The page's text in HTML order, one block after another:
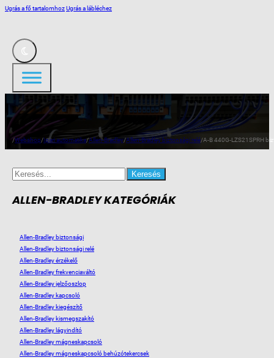
Ugrás a fő tartalomhozUgrás a lábléchez
/Webshop/Ipari automatika/Allen-Bradley/Allen-Bradley biztonsági relé/A-B 440G-LZS21SPRH
Search
for:
ALLEN-BRADLEY KATEGÓRIÁK
Allen-Bradley biztonsági
Allen-Bradley biztonsági relé
Allen-Bradley érzékelő
Allen-Bradley frekvenciaváltó
Allen-Bradley jelzőoszlop
Allen-Bradley kapcsoló
Allen-Bradley kiegészítő
Allen-Bradley kismegszakító
Allen-Bradley lágyindító
Allen-Bradley mágneskapcsoló
Allen-Bradley mágneskapcsoló behúzótekercsek